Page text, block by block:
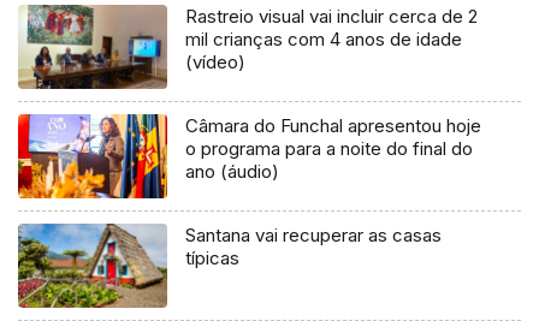
Rastreio visual vai incluir cerca de 2
mil crianças com 4 anos de idade
(vídeo)
Câmara do Funchal apresentou hoje
o programa para a noite do final do
ano (áudio)
Santana vai recuperar as casas
típicas